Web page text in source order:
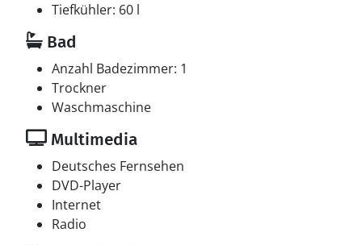
Tiefkühler: 60 l
Bad
Anzahl Badezimmer: 1
Trockner
Waschmaschine
Multimedia
Deutsches Fernsehen
DVD-Player
Internet
Radio